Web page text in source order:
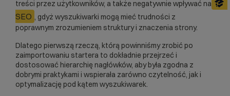
treści przez użytkowników, a także negatywnie wpływać na
SEO , gdyż wyszukiwarki mogą mieć trudności z
poprawnym zrozumieniem struktury i znaczenia strony.
Dlatego pierwszą rzeczą, którą powinniśmy zrobić po
zaimportowaniu startera to dokładnie przejrzeć i
dostosować hierarchię nagłówków, aby była zgodna z
dobrymi praktykami i wspierała zarówno czytelność, jak i
optymalizację pod kątem wyszukiwarek.